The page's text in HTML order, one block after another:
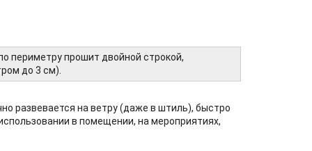
периметру прошит двойной строкой,
до 3 см).
развевается на ветру (даже в штиль), быстро
в помещении, на мероприятиях,